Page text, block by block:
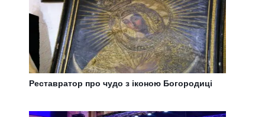
Реставратор про чудо з іконою Богородиці